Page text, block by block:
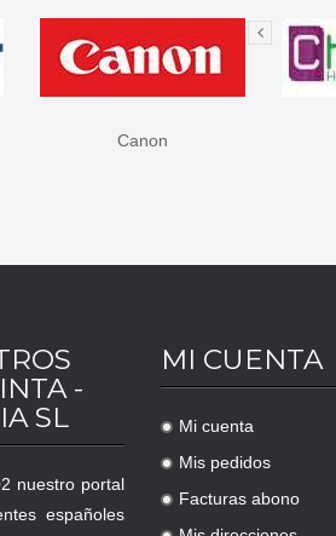
Canon
-
SL
nuestro portal
españoles
MI CUENTA
.
Mi cuenta
.
Mis pedidos
.
Facturas abono